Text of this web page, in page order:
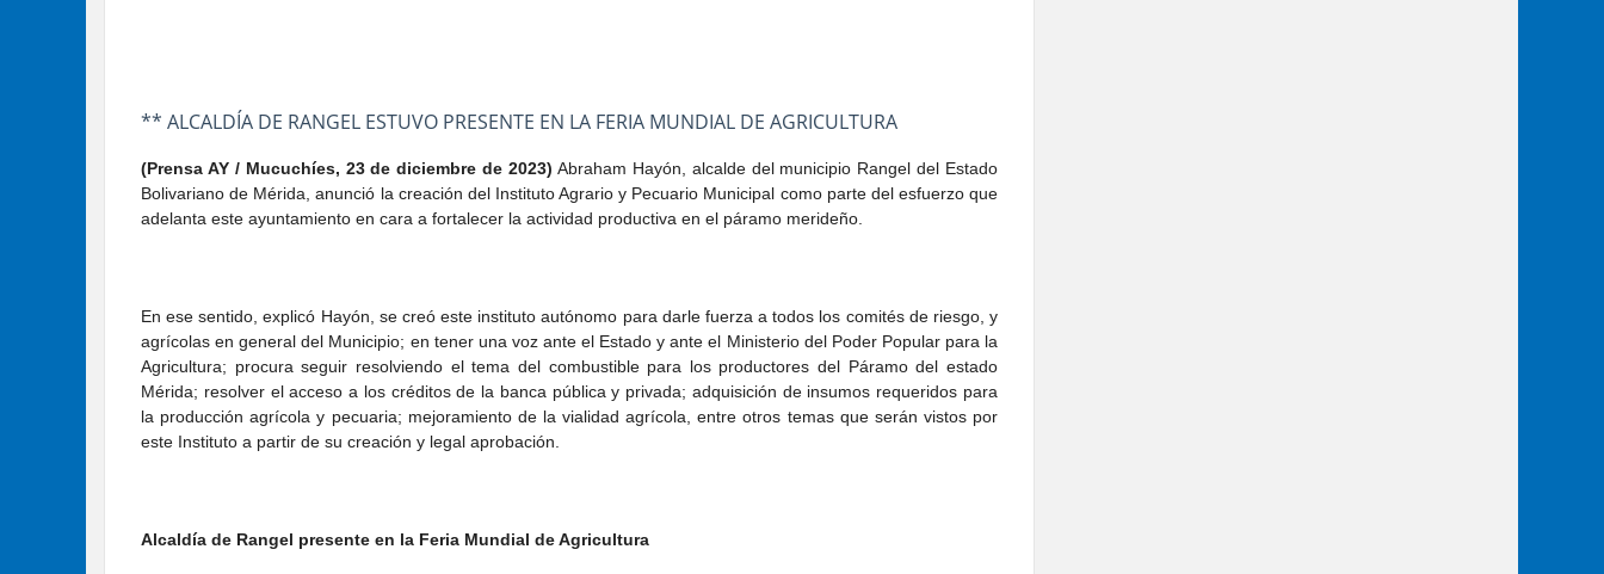
** ALCALDÍA DE RANGEL ESTUVO PRESENTE EN LA FERIA MUNDIAL DE AGRICULTURA
(Prensa AY / Mucuchíes, 23 de diciembre de 2023) Abraham Hayón, alcalde del municipio Rangel del Estado
Bolivariano de Mérida, anunció la creación del Instituto Agrario y Pecuario Municipal como parte del esfuerzo que
adelanta este ayuntamiento en cara a fortalecer la actividad productiva en el páramo merideño.
En ese sentido, explicó Hayón, se creó este instituto autónomo para darle fuerza a todos los comités de riesgo, y
agrícolas en general del Municipio; en tener una voz ante el Estado y ante el Ministerio del Poder Popular para la
Agricultura; procura seguir resolviendo el tema del combustible para los productores del Páramo del estado
Mérida; resolver el acceso a los créditos de la banca pública y privada; adquisición de insumos requeridos para
la producción agrícola y pecuaria; mejoramiento de la vialidad agrícola, entre otros temas que serán vistos por
este Instituto a partir de su creación y legal aprobación.
Alcaldía de Rangel presente en la Feria Mundial de Agricultura